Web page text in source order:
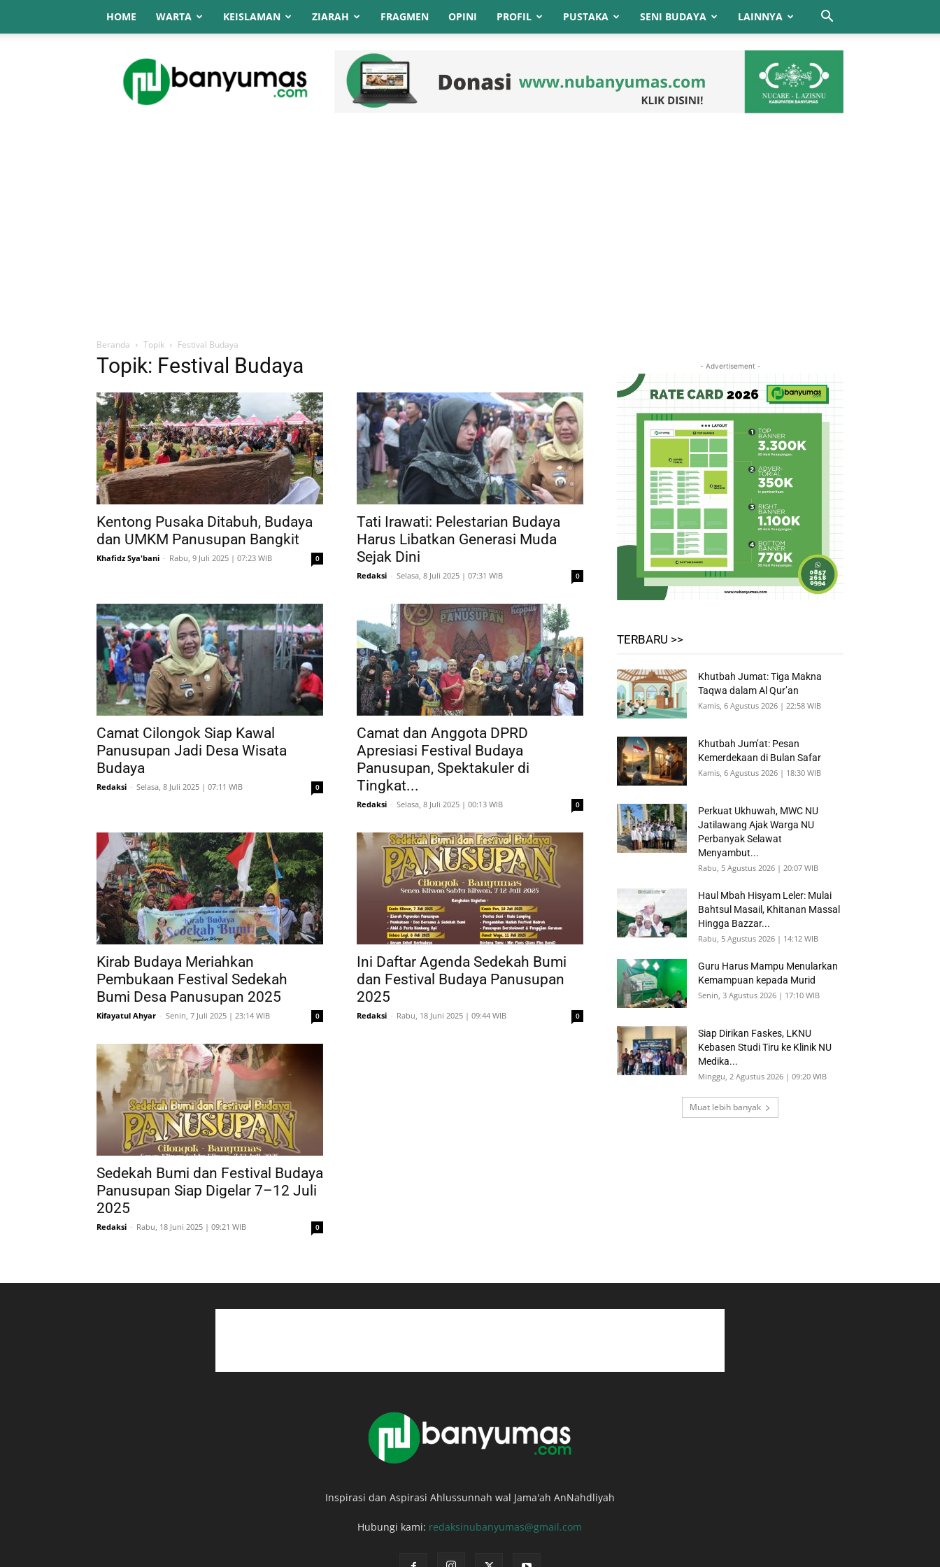
HOME WARTA KEISLAMAN ZIARAH FRAGMEN OPINI PROFIL PUSTAKA SENI BUDAYA LAINNYA
NU
Online
Banyumas
Beranda Topik Festival Budaya
Topik: Festival Budaya
Kentong Pusaka Ditabuh, Budaya
dan UMKM Panusupan Bangkit
Khafidz Sya'bani - Rabu, 9 Juli 2025 | 07:23 WIB 0
Tati Irawati: Pelestarian Budaya
Harus Libatkan Generasi Muda
Sejak Dini
Redaksi - Selasa, 8 Juli 2025 | 07:31 WIB 0
Camat Cilongok Siap Kawal
Panusupan Jadi Desa Wisata
Budaya
Redaksi - Selasa, 8 Juli 2025 | 07:11 WIB 0
Camat dan Anggota DPRD
Apresiasi Festival Budaya
Panusupan, Spektakuler di
Tingkat...
Redaksi - Selasa, 8 Juli 2025 | 00:13 WIB 0
Kirab Budaya Meriahkan
Pembukaan Festival Sedekah
Bumi Desa Panusupan 2025
Kifayatul Ahyar - Senin, 7 Juli 2025 | 23:14 WIB 0
Ini Daftar Agenda Sedekah Bumi
dan Festival Budaya Panusupan
2025
Redaksi - Rabu, 18 Juni 2025 | 09:44 WIB 0
Sedekah Bumi dan Festival Budaya
Panusupan Siap Digelar 7–12 Juli
2025
Redaksi - Rabu, 18 Juni 2025 | 09:21 WIB 0
- Advertisement -
TERBARU >>
Khutbah Jumat: Tiga Makna
Taqwa dalam Al Qur’an
Kamis, 6 Agustus 2026 | 22:58 WIB
Khutbah Jum’at: Pesan
Kemerdekaan di Bulan Safar
Kamis, 6 Agustus 2026 | 18:30 WIB
Perkuat Ukhuwah, MWC NU
Jatilawang Ajak Warga NU
Perbanyak Selawat
Menyambut...
Rabu, 5 Agustus 2026 | 20:07 WIB
Haul Mbah Hisyam Leler: Mulai
Bahtsul Masail, Khitanan Massal
Hingga Bazzar...
Rabu, 5 Agustus 2026 | 14:12 WIB
Guru Harus Mampu Menularkan
Kemampuan kepada Murid
Senin, 3 Agustus 2026 | 17:10 WIB
Siap Dirikan Faskes, LKNU
Kebasen Studi Tiru ke Klinik NU
Medika...
Minggu, 2 Agustus 2026 | 09:20 WIB
Muat lebih banyak
Inspirasi dan Aspirasi Ahlussunnah wal Jama'ah AnNahdliyah
Hubungi kami: redaksinubanyumas@gmail.com